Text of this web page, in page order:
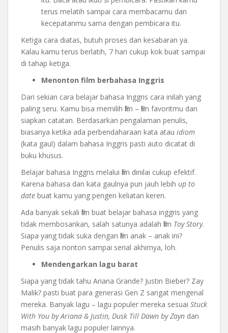
terus melatih sampai cara membacamu dan
kecepatanmu sama dengan pembicara itu.
Ketiga cara diatas, butuh proses dan kesabaran ya.
Kalau kamu terus berlatih, 7 hari cukup kok buat sampai
di tahap ketiga.
Menonton film berbahasa Inggris
Dari sekian cara belajar bahasa Inggris cara inilah yang
paling seru. Kamu bisa memilih film – film favoritmu dan
siapkan catatan. Berdasarkan pengalaman penulis,
biasanya ketika ada perbendaharaan kata atau idiom
(kata gaul) dalam bahasa Inggris pasti auto dicatat di
buku khusus.
Belajar bahasa Inggris melalui film dinilai cukup efektif.
Karena bahasa dan kata gaulnya pun jauh lebih up to
date buat kamu yang pengen keliatan keren.
Ada banyak sekali film buat belajar bahasa inggris yang
tidak membosankan, salah satunya adalah film Toy Story.
Siapa yang tidak suka dengan film anak – anak ini?
Penulis saja nonton sampai serial akhirnya, loh.
Mendengarkan lagu barat
Siapa yang tidak tahu Ariana Grande? Justin Bieber? Zay
Malik? pasti buat para generasi Gen Z sangat mengenal
mereka. Banyak lagu – lagu populer mereka sesuai Stuck
With You by Ariana & Justin, Dusk Till Dawn by Zayn dan
masih banyak lagu populer lainnya.